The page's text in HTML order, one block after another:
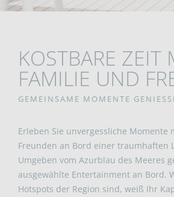
KOSTBARE ZEIT
FAMILIE UND
GEMEINSAME MOMENTE
Erleben Sie unvergessliche Momente
Freunden an Bord einer traumhaften
Umgeben vom Azurblau des Meeres
ausgewählte Entertainment an Bord.
Hotspots der Region sind, weiß Ihr